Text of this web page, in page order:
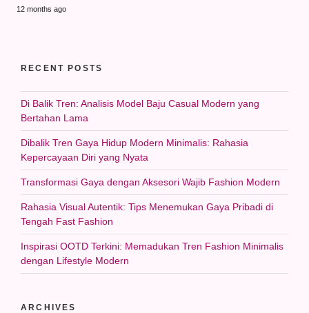
12 months ago
RECENT POSTS
Di Balik Tren: Analisis Model Baju Casual Modern yang
Bertahan Lama
Dibalik Tren Gaya Hidup Modern Minimalis: Rahasia
Kepercayaan Diri yang Nyata
Transformasi Gaya dengan Aksesori Wajib Fashion Modern
Rahasia Visual Autentik: Tips Menemukan Gaya Pribadi di
Tengah Fast Fashion
Inspirasi OOTD Terkini: Memadukan Tren Fashion Minimalis
dengan Lifestyle Modern
ARCHIVES